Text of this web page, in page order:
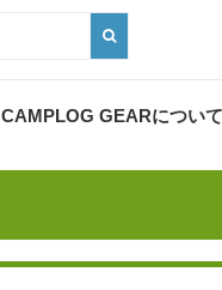
CAMPLOG GEARについて